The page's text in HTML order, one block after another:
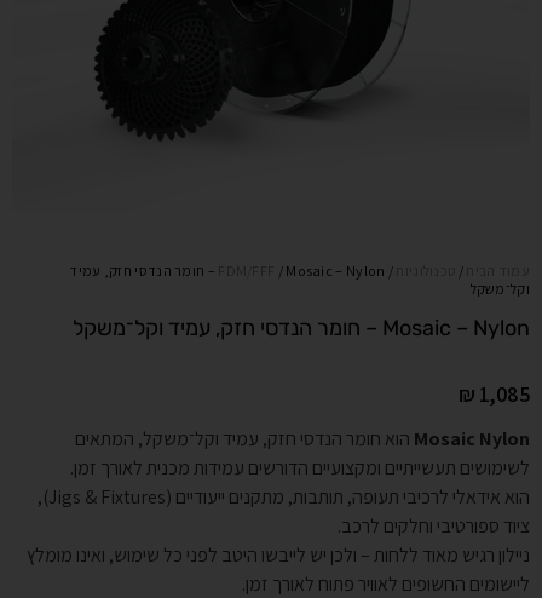
/
/
/ Mosaic – Nylon – חומר הנדסי חזק, עמיד
וקל־משקל
Mosaic – Nylon – חומר הנדסי חזק, עמיד וקל־משקל
₪ 1,085
Mosaic Nylon הוא חומר הנדסי חזק, עמיד וקל־משקל, המתאים
לשימושים תעשייתיים ומקצועיים הדורשים עמידות מכנית לאורך זמן.
הוא אידאלי לרכיבי תעופה, תותבות, מתקנים ייעודיים (Jigs & Fixtures),
ציוד ספורטיבי וחלקים לרכב.
ניילון רגיש מאוד ללחות – ולכן יש לייבשו היטב לפני כל שימוש, ואינו מומלץ
ליישומים החשופים לאוויר פתוח לאורך זמן.